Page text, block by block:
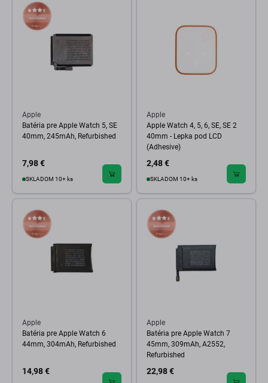
Apple
Batéria pre Apple Watch 5, SE
40mm, 245mAh, Refurbished
7,98 €
SKLADOM 10+ ks
Apple
Apple Watch 4, 5, 6, SE, SE 2
40mm - Lepka pod LCD
(Adhesive)
2,48 €
SKLADOM 10+ ks
Apple
Batéria pre Apple Watch 6
44mm, 304mAh, Refurbished
14,98 €
Apple
Batéria pre Apple Watch 7
45mm, 309mAh, A2552,
Refurbished
22,98 €